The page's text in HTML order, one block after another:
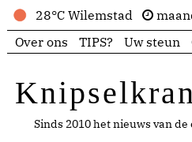
28°C Wilemstad
Over ons
TIPS? Uw steun
Sinds 2010 het nieuws van